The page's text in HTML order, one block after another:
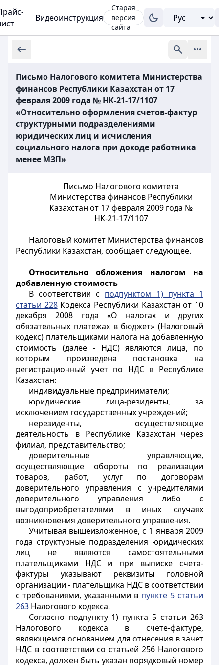
Видеоинструкция
Старая
версия
сайта
Письмо Налогового комитета Министерства
финансов Республики Казахстан от 17
февраля 2009 года № НК-21-17/1107
«Относительно оформления счетов-фактур
структурными подразделениями
юридических лиц и исчисления
социального налога при доходе работника
менее МЗП»
Письмо Налогового комитета
Министерства финансов Республики
Казахстан от 17 февраля 2009 года №
НК-21-17/1107
Налоговый комитет Министерства финансов
Республики Казахстан, сообщает следующее.
Относительно обложения налогом на
добавленную стоимость
В соответствии с подпунктом 1) пункта 1
статьи 228Кодекса Республики Казахстан от 10
декабря 2008 года «О налогах и других
обязательных платежах в бюджет» (Налоговый
кодекс) плательщиками налога на добавленную
стоимость (далее - НДС) являются лица, по
которым произведена постановка на
регистрационный учет по НДС в Республике
Казахстан:
индивидуальные предприниматели;
юридические лица-резиденты, за
исключением государственных учреждений;
нерезиденты, осуществляющие
деятельность в Республике Казахстан через
филиал, представительство;
доверительные управляющие,
осуществляющие обороты по реализации
товаров, работ, услуг по договорам
доверительного управления с учредителями
доверительного управления либо с
выгодоприобретателями в иных случаях
возникновения доверительного управления.
Учитывая вышеизложенное, с 1 января 2009
года структурные подразделения юридических
лиц не являются самостоятельными
плательщиками НДС и при выписке счета-
фактуры указывают реквизиты головной
организации - плательщика НДС в соответствии
с требованиями, указанными в пункте 5 статьи
263 Налогового кодекса.
Согласно подпункту 1) пункта 5 статьи 263
Налогового кодекса в счете-фактуре,
являющемся основанием для отнесения в зачет
НДС в соответствии со статьей 256 Налогового
кодекса, должен быть указан порядковый номер